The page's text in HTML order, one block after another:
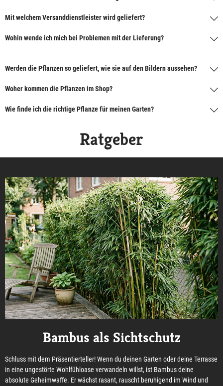
Mit welchem Versanddienstleister wird geliefert?
Wohin wende ich mich bei Problemen mit der Lieferung?
Werden die Pflanzen so geliefert, wie sie auf den Bildern aussehen?
Woher kommen die Pflanzen im Shop?
Wie finde ich die richtige Pflanze für meinen Garten?
Ratgeber
Bambus als Sichtschutz
Schluss mit dem Präsentierteller! Wenn du deinen Garten oder deine Terrasse
in eine ungestörte Wohlfühloase verwandeln willst, ist Bambus deine
absolute Geheimwaffe. Er wächst rasant, rauscht beruhigend im Wind und